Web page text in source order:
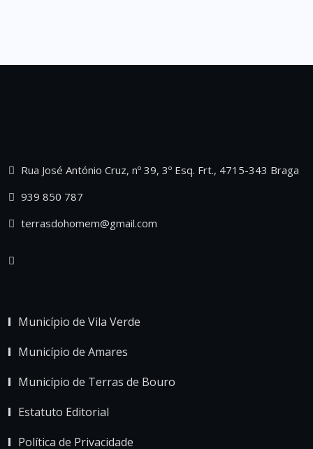
Rua José António Cruz, nº 39, 3º Esq. Frt., 4715-343 Braga
939 850 787
terrasdohomem@gmail.com
Município de Vila Verde
Município de Amares
Município de Terras de Bouro
Estatuto Editorial
Política de Privacidade